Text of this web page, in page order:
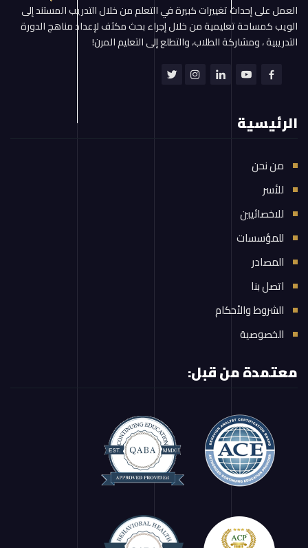
العمل على إحداث تغييرات كبيرة في التعلم من خلال التدريب المستند إلى
الويب كمساحة تعليمية من خلال إجراء بحث مكثف لإعداد مناهج الدورة
التدريبية ، ومشاركة الطلاب، والتطلع إلى التعليم المرن!
الرئيسية
من نحن
للأسر
للاخصائيين
للمؤسسات
المصادر
اتصل بنا
الشروط والأحكام
الخصوصية
معتمدة من قبل: